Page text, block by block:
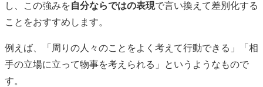
し、この強みを自分ならではの表現で言い換えて差別化する
ことをおすすめします。
例えば、「周りの人々のことをよく考えて行動できる」「相
手の立場に立って物事を考えられる」というようなもので
す。